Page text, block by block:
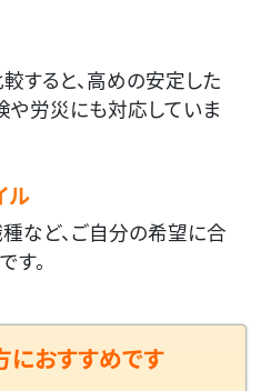
すると、高めの安定した
や労災にも対応していま
ル
など、ご自分の希望に合
す。
におすすめです